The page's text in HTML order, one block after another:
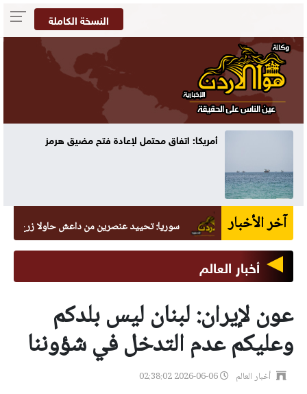
النسخة الكاملة
أمريكا: اتفاق محتمل لإعادة فتح مضيق هرمز
آخر الأخبار سوريا: تحييد عنصرين من داعش حاولا زرع عبوة في
أخبار العالم
عون لإيران: لبنان ليس بلدكم
وعليكم عدم التدخل في شؤوننا
أخبار العالم